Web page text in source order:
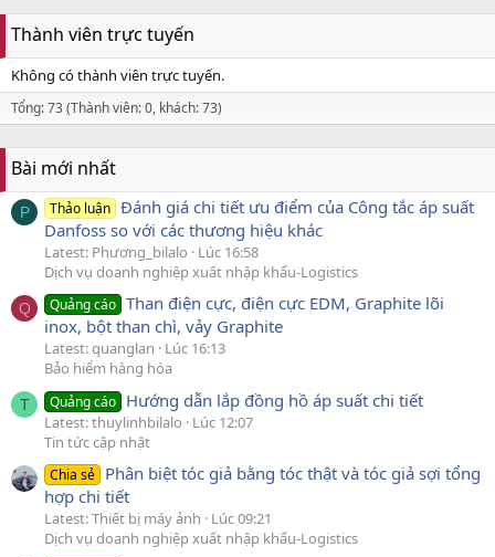
Thành viên trực tuyến
Không có thành viên trực tuyến.
Tổng: 73 (Thành viên: 0, khách: 73)
Bài mới nhất
P Thảo luận Đánh giá chi tiết ưu điểm của Công tắc áp suất
Danfoss so với các thương hiệu khác
Latest: Phương_bilalo
Lúc 16:58
Dịch vụ doanh nghiệp xuất nhập khẩu-Logistics
Q Quảng cáo Than điện cực, điện cực EDM, Graphite lõi
inox, bột than chì, vảy Graphite
Latest: quanglan
Lúc 16:13
Bảo hiểm hàng hóa
T Quảng cáo Hướng dẫn lắp đồng hồ áp suất chi tiết
Latest: thuylinhbilalo
Lúc 12:07
Tin tức cập nhật
Chia sẻ Phân biệt tóc giả bằng tóc thật và tóc giả sợi tổng
hợp chi tiết
Latest: Thiết bị máy ảnh
Lúc 09:21
Dịch vụ doanh nghiệp xuất nhập khẩu-Logistics